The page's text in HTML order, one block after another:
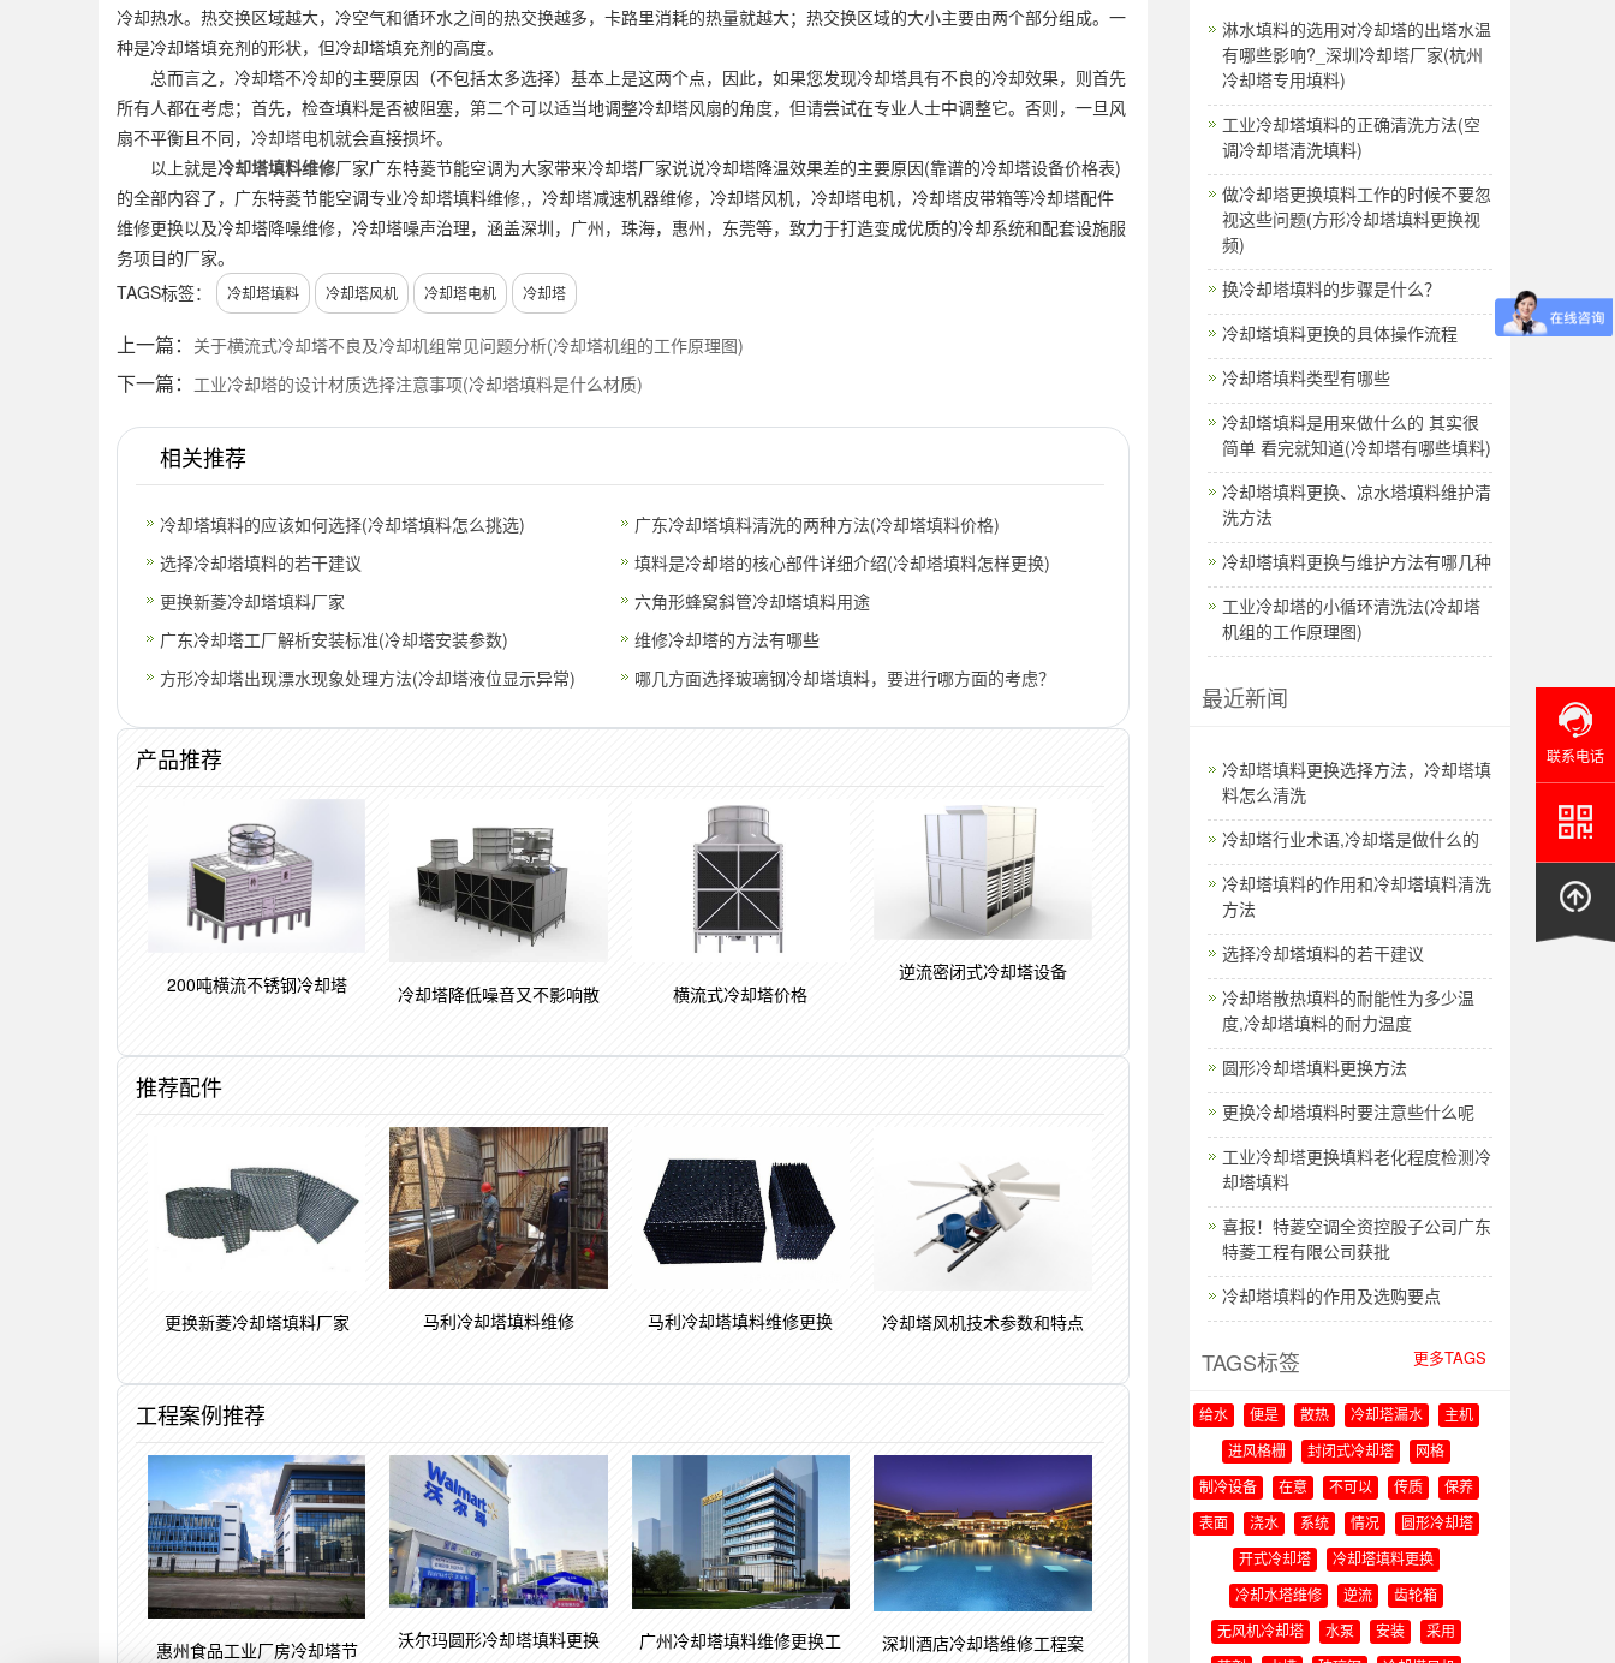
冷却热水。热交换区域越大，冷空气和循环水之间的热交换越多，卡路里消耗的热量就越大；热交换区域的大小主要由两个部分组成。一
种是冷却塔填充剂的形状，但冷却塔填充剂的高度。
总而言之，冷却塔不冷却的主要原因（不包括太多选择）基本上是这两个点，因此，如果您发现冷却塔具有不良的冷却效果，则首先
所有人都在考虑；首先，检查填料是否被阻塞，第二个可以适当地调整冷却塔风扇的角度，但请尝试在专业人士中调整它。否则，一旦风
扇不平衡且不同， 冷却塔电机就会直接损坏。
以上就是冷却塔填料维修厂家广东特菱节能空调为大家带来冷却塔厂家说说冷却塔降温效果差的主要原因(靠谱的冷却塔设备价格表)
的全部内容了，广东特菱节能空调专业冷却塔填料维修,，冷却塔减速机器维修，冷却塔风机，冷却塔电机，冷却塔皮带箱等冷却塔配件
维修更换以及冷却塔降噪维修，冷却塔噪声治理，涵盖深圳，广州，珠海，惠州，东莞等，致力于打造变成优质的冷却系统和配套设施服
务项目的厂家。
TAGS标签：
冷却塔填料 冷却塔风机 冷却塔电机 冷却塔
上一篇： 关于横流式冷却塔不良及冷却机组常见问题分析(冷却塔机组的工作原理图)
下一篇： 工业冷却塔的设计材质选择注意事项(冷却塔填料是什么材质)
相关推荐
冷却塔填料的应该如何选择(冷却塔填料怎么挑选)
广东冷却塔填料清洗的两种方法(冷却塔填料价格)
选择冷却塔填料的若干建议
填料是冷却塔的核心部件详细介绍(冷却塔填料怎样更换)
更换新菱冷却塔填料厂家
六角形蜂窝斜管冷却塔填料用途
广东冷却塔工厂解析安装标准(冷却塔安装参数)
维修冷却塔的方法有哪些
方形冷却塔出现漂水现象处理方法(冷却塔液位显示异常)
哪几方面选择玻璃钢冷却塔填料，要进行哪方面的考虑？
产品推荐
200吨横流不锈钢冷却塔 冷却塔降低噪音又不影响散 横流式冷却塔价格
逆流密闭式冷却塔设备
推荐配件
更换新菱冷却塔填料厂家 马利冷却塔填料维修 马利冷却塔填料维修更换 冷却塔风机技术参数和特点
工程案例推荐
惠州食品工业厂房冷却塔节 沃尔玛圆形冷却塔填料更换 广州冷却塔填料维修更换工 深圳酒店冷却塔维修工程案
淋水填料的选用对冷却塔的出塔水温
有哪些影响?_深圳冷却塔厂家(杭州
冷却塔专用填料)
工业冷却塔填料的正确清洗方法(空
调冷却塔清洗填料)
做冷却塔更换填料工作的时候不要忽
视这些问题(方形冷却塔填料更换视
频)
换冷却塔填料的步骤是什么？
冷却塔填料更换的具体操作流程
冷却塔填料类型有哪些
冷却塔填料是用来做什么的 其实很
简单 看完就知道(冷却塔有哪些填料)
冷却塔填料更换、凉水塔填料维护清
洗方法
冷却塔填料更换与维护方法有哪几种
工业冷却塔的小循环清洗法(冷却塔
机组的工作原理图)
最近新闻
​冷却塔填料更换选择方法，冷却塔填
料怎么清洗
冷却塔行业术语,冷却塔是做什么的
冷却塔填料的作用和冷却塔填料清洗
方法
选择冷却塔填料的若干建议
冷却塔散热填料的耐能性为多少温
度,冷却塔填料的耐力温度
圆形冷却塔填料更换方法
更换冷却塔填料时要注意些什么呢
工业冷却塔更换填料老化程度检测冷
却塔填料
喜报！特菱空调全资控股子公司广东
特菱工程有限公司获批
冷却塔填料的作用及选购要点
TAGS标签 更多TAGS
给水 便是 散热 冷却塔漏水 主机
进风格栅 封闭式冷却塔 网格
制冷设备 在意 不可以 传质 保养
表面 浇水 系统 情况 圆形冷却塔
开式冷却塔 冷却塔填料更换
冷却水塔维修 逆流 齿轮箱
无风机冷却塔 水泵 安装 采用
联系电话